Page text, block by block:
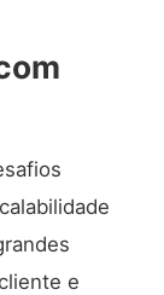
e